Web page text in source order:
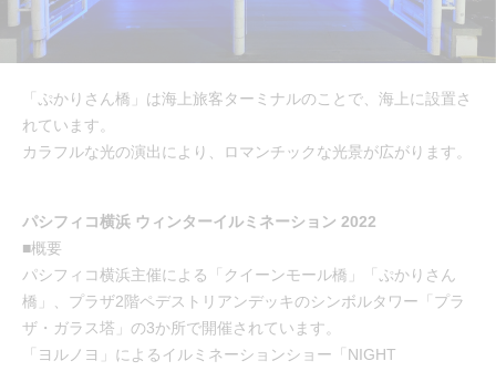
「ぷかりさん橋」は海上旅客ターミナルのことで、海上に設置さ
れています。
カラフルな光の演出により、ロマンチックな光景が広がります。
パシフィコ横浜 ウィンターイルミネーション 2022
■概要
パシフィコ横浜主催による「クイーンモール橋」「ぷかりさん
橋」、プラザ2階ペデストリアンデッキのシンボルタワー「プラ
ザ・ガラス塔」の3か所で開催されています。
「ヨルノヨ」によるイルミネーションショー「NIGHT